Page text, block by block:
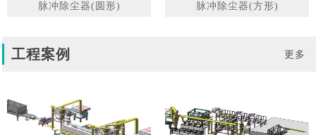
脉冲除尘器(圆形) 脉冲除尘器(方形)
工程案例 更多